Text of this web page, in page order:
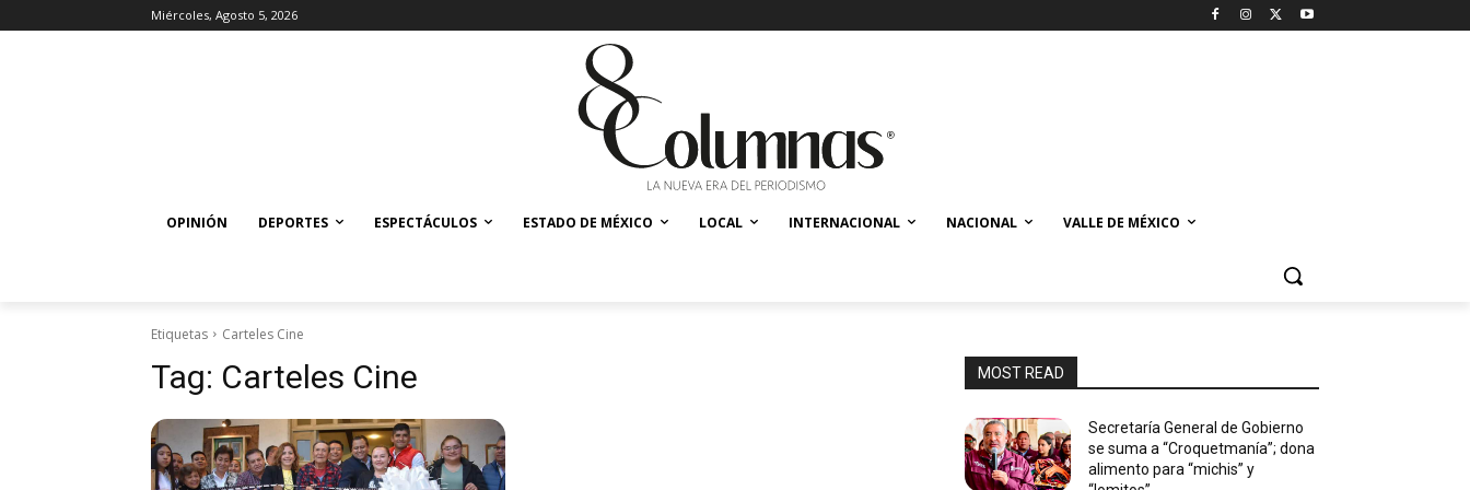
Miércoles, Agosto 5, 2026
OPINIÓN DEPORTES ESPECTÁCULOS ESTADO DE MÉXICO LOCAL INTERNACIONAL NACIONAL VALLE DE MÉXICO
Etiquetas Carteles Cine
Tag: Carteles Cine MOST READ
Secretaría General de Gobierno
se suma a “Croquetmanía”; dona
alimento para “michis” y